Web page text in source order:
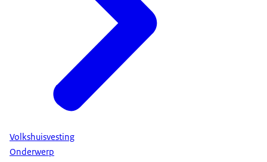
Volkshuisvesting
Onderwerp